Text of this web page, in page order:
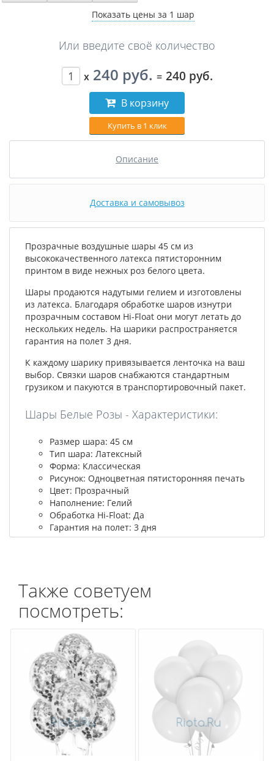
Показать цены за 1 шар
Или введите своё количество
x 240 руб. = 240 руб.
В корзину
Купить в 1 клик
Описание
Доставка и самовывоз
Прозрачные воздушные шары 45 см из
высококачественного латекса пятисторонним
принтом в виде нежных роз белого цвета.
Шары продаются надутыми гелием и изготовлены
из латекса. Благодаря обработке шаров изнутри
прозрачным составом Hi-Float они могут летать до
нескольких недель. На шарики распространяется
гарантия на полет 3 дня.
К каждому шарику привязывается ленточка на ваш
выбор. Связки шаров снабжаются стандартным
грузиком и пакуются в транспортировочный пакет.
Шары Белые Розы - Характеристики:
Размер шара: 45 см
Тип шара: Латексный
Форма: Классическая
Рисунок: Одноцветная пятисторонняя печать
Цвет: Прозрачный
Наполнение: Гелий
Обработка Hi-Float: Да
Гарантия на полет: 3 дня
Также советуем
посмотреть: